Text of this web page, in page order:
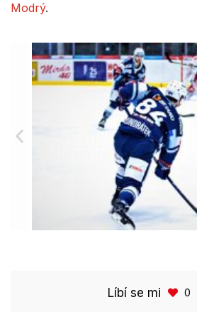
Modrý.
Líbí se mi 0